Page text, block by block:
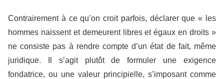
Contrairement à ce qu’on croit parfois, déclarer que « les
hommes naissent et demeurent libres et égaux en droits »
ne consiste pas à rendre compte d’un état de fait, même
juridique. Il s’agit plutôt de formuler une exigence
fondatrice, ou une valeur principielle, s’imposant comme